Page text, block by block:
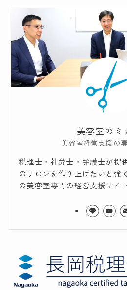
美容室のミ
美容室経営支援の
税理士・社労士・弁護士が提
のサロンを作り上げたいと強
の美容室専門の経営支援サイ